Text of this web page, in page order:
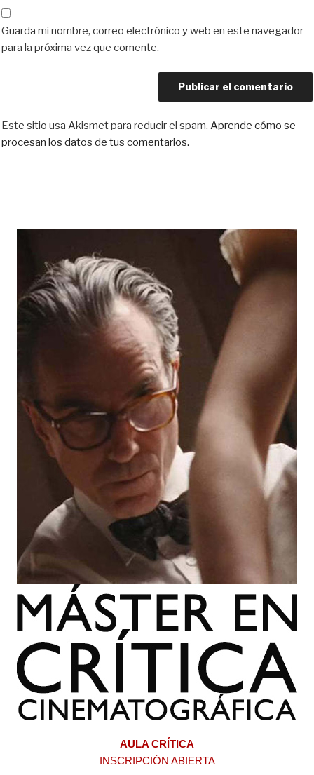
Guarda mi nombre, correo electrónico y web en este navegador
para la próxima vez que comente.
Este sitio usa Akismet para reducir el spam. Aprende cómo se
procesan los datos de tus comentarios.
AULA CRÍTICA
INSCRIPCIÓN ABIERTA